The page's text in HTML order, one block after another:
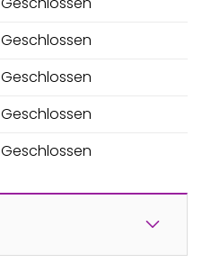
Geschlossen
Geschlossen
Geschlossen
Geschlossen